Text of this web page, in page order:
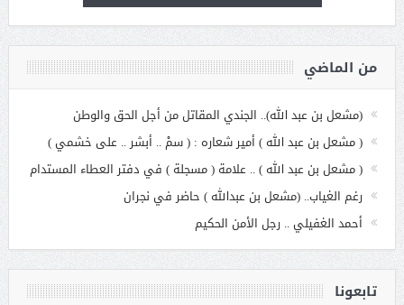
من الماضي
(مشعل بن عبد الله).. الجندي المقاتل من أجل الحق والوطن
( مشعل بن عبد الله ) أمير شعاره : ( سمْ .. أبشر .. على خشمي )
( مشعل بن عبد الله ) .. علامة ( مسجلة ) في دفتر العطاء المستدام
رغم الغياب.. (مشعل بن عبدالله ) حاضر في نجران
أحمد الغفيلي .. رجل الأمن الحكيم
تابعونا